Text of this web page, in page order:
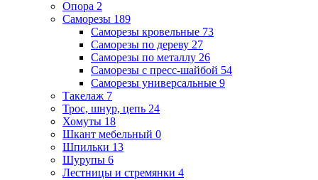
Опора 2
Саморезы 189
Саморезы кровельные 73
Саморезы по дереву 27
Саморезы по металлу 26
Саморезы с пресс-шайбой 54
Саморезы универсальные 9
Такелаж 7
Трос, шнур, цепь 24
Хомуты 18
Шкант мебельный 0
Шпильки 13
Шурупы 6
Лестницы и стремянки 4